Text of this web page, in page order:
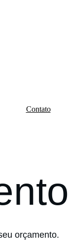
ContatoBlog
orçamento.